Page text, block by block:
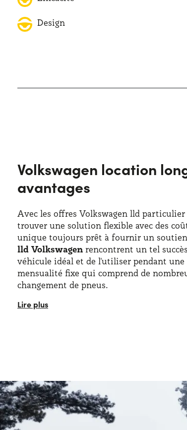
Design
Volkswagen location
avantages
Avec les offres Volkswagen lld
trouver une solution flexible avec des
unique toujours prêt à fournir un
lld Volkswagen rencontrent un tel
véhicule idéal et de l'utiliser pendant
mensualité fixe qui comprend de
changement de pneus.
Parmi les avantages des offres lld
Volkswagen pour résoudre tous leurs